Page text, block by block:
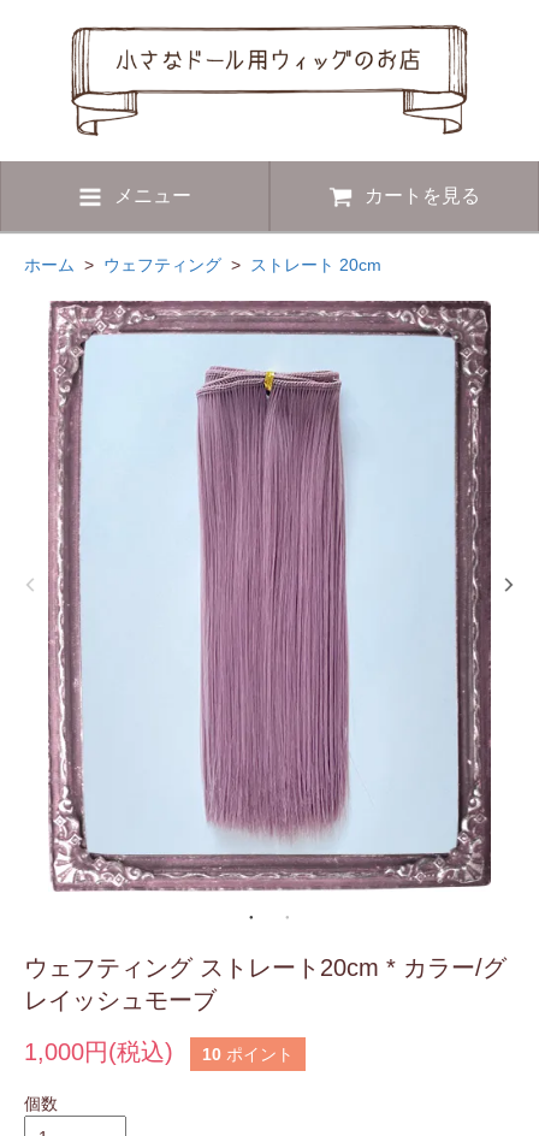
メニュー カートを見る
ホーム > ウェフティング > ストレート 20cm
ウェフティング ストレート20cm * カラー/グ
レイッシュモーブ
1,000円(税込)
10 ポイント
個数